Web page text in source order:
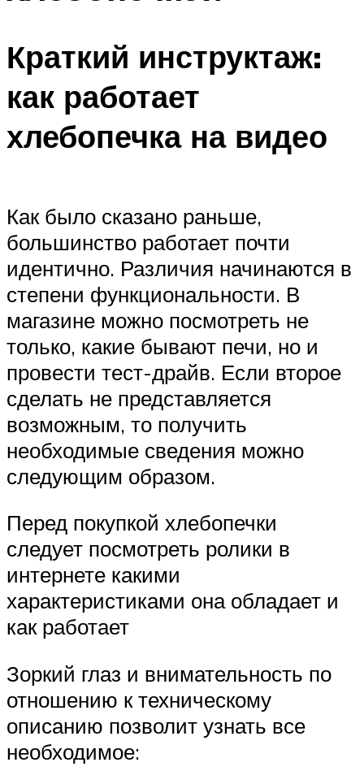
Краткий инструктаж:
как работает
хлебопечка на видео
Как было сказано раньше,
большинство работает почти
идентично. Различия начинаются в
степени функциональности. В
магазине можно посмотреть не
только, какие бывают печи, но и
провести тест-драйв. Если второе
сделать не представляется
возможным, то получить
необходимые сведения можно
следующим образом.
Перед покупкой хлебопечки
следует посмотреть ролики в
интернете какими
характеристиками она обладает и
как работает
Зоркий глаз и внимательность по
отношению к техническому
описанию позволит узнать все
необходимое: